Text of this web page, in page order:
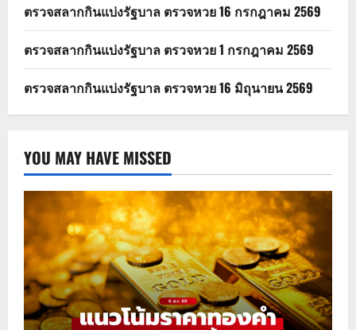
ตรวจสลากกินแบ่งรัฐบาล ตรวจหวย 16 กรกฎาคม 2569
ตรวจสลากกินแบ่งรัฐบาล ตรวจหวย 1 กรกฎาคม 2569
ตรวจสลากกินแบ่งรัฐบาล ตรวจหวย 16 มิถุนายน 2569
YOU MAY HAVE MISSED